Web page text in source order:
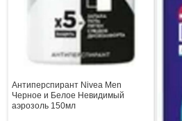
Антиперспирант Nivea Men
Черное и Белое Невидимый
аэрозоль 150мл